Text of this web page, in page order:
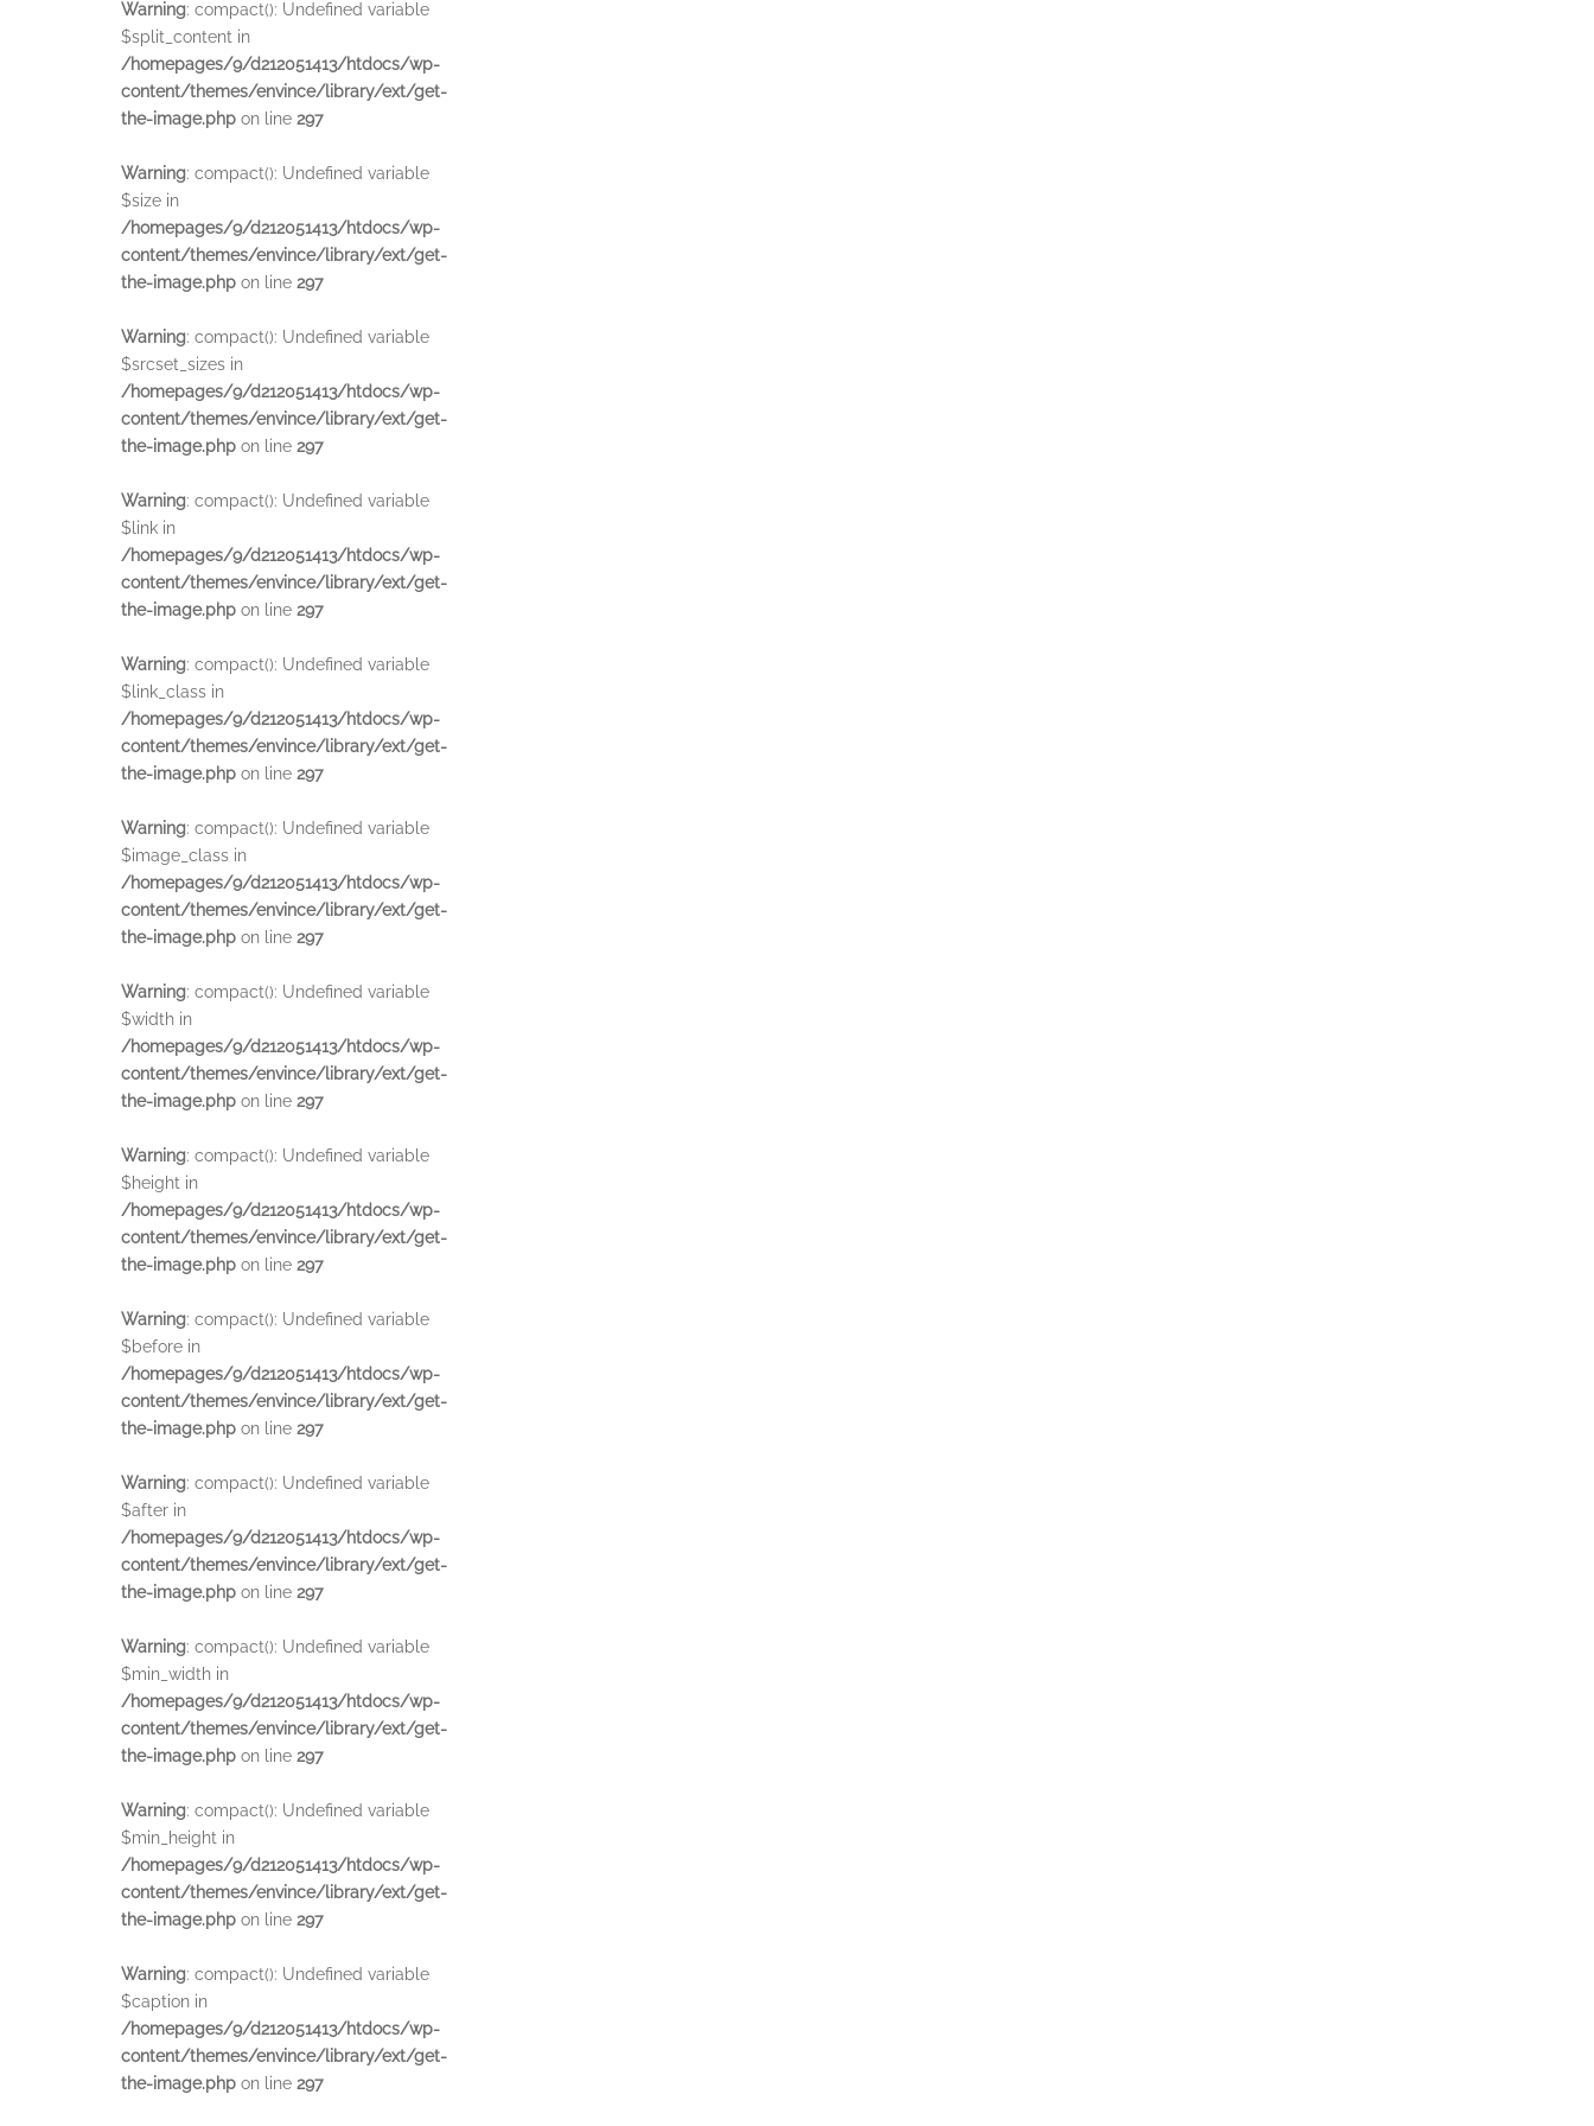
Warning: compact(): Undefined variable
$split_content in
/homepages/9/d212051413/htdocs/wp-
content/themes/envince/library/ext/get-
the-image.php on line 297
Warning: compact(): Undefined variable
$size in
/homepages/9/d212051413/htdocs/wp-
content/themes/envince/library/ext/get-
the-image.php on line 297
Warning: compact(): Undefined variable
$srcset_sizes in
/homepages/9/d212051413/htdocs/wp-
content/themes/envince/library/ext/get-
the-image.php on line 297
Warning: compact(): Undefined variable
$link in
/homepages/9/d212051413/htdocs/wp-
content/themes/envince/library/ext/get-
the-image.php on line 297
Warning: compact(): Undefined variable
$link_class in
/homepages/9/d212051413/htdocs/wp-
content/themes/envince/library/ext/get-
the-image.php on line 297
Warning: compact(): Undefined variable
$image_class in
/homepages/9/d212051413/htdocs/wp-
content/themes/envince/library/ext/get-
the-image.php on line 297
Warning: compact(): Undefined variable
$width in
/homepages/9/d212051413/htdocs/wp-
content/themes/envince/library/ext/get-
the-image.php on line 297
Warning: compact(): Undefined variable
$height in
/homepages/9/d212051413/htdocs/wp-
content/themes/envince/library/ext/get-
the-image.php on line 297
Warning: compact(): Undefined variable
$before in
/homepages/9/d212051413/htdocs/wp-
content/themes/envince/library/ext/get-
the-image.php on line 297
Warning: compact(): Undefined variable
$after in
/homepages/9/d212051413/htdocs/wp-
content/themes/envince/library/ext/get-
the-image.php on line 297
Warning: compact(): Undefined variable
$min_width in
/homepages/9/d212051413/htdocs/wp-
content/themes/envince/library/ext/get-
the-image.php on line 297
Warning: compact(): Undefined variable
$min_height in
/homepages/9/d212051413/htdocs/wp-
content/themes/envince/library/ext/get-
the-image.php on line 297
Warning: compact(): Undefined variable
$caption in
/homepages/9/d212051413/htdocs/wp-
content/themes/envince/library/ext/get-
the-image.php on line 297